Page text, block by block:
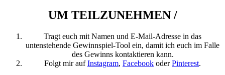
UM TEILZUNEHMEN /
Tragt euch mit Namen und E-Mail-Adresse in das
untenstehende Gewinnspiel-Tool ein, damit ich euch im Falle
des Gewinns kontaktieren kann.
Folgt mir aufInstagram, Facebook oderPinterest.